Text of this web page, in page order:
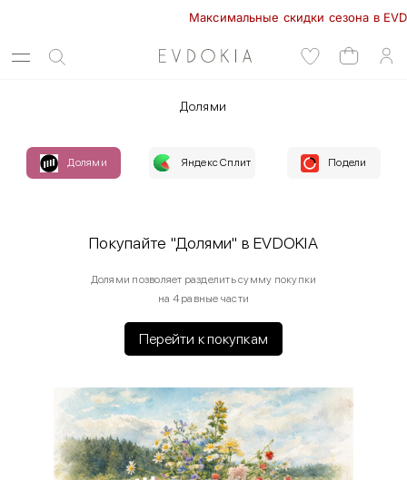
Максимальные скидки сезона в
Долями
Яндекс Сплит
Долями Подели
Покупайте "Долями" в EVDOKIA
Долями позволяет разделить сумму покупки
на 4 равные части
Перейти к покупкам